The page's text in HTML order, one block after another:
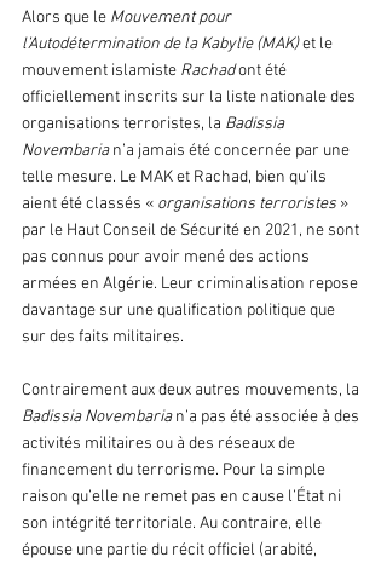
Alors que le Mouvement pour
l’Autodétermination de la Kabylie (MAK) et le
mouvement islamiste Rachad ont été
officiellement inscrits sur la liste nationale des
organisations terroristes, la Badissia
Novembaria n’a jamais été concernée par une
telle mesure. Le MAK et Rachad, bien qu’ils
aient été classés « organisations terroristes »
par le Haut Conseil de Sécurité en 2021, ne sont
pas connus pour avoir mené des actions
armées en Algérie. Leur criminalisation repose
davantage sur une qualification politique que
sur des faits militaires.
Contrairement aux deux autres mouvements, la
Badissia Novembaria n’a pas été associée à des
activités militaires ou à des réseaux de
financement du terrorisme. Pour la simple
raison qu’elle ne remet pas en cause l’État ni
son intégrité territoriale. Au contraire, elle
épouse une partie du récit officiel (arabité,